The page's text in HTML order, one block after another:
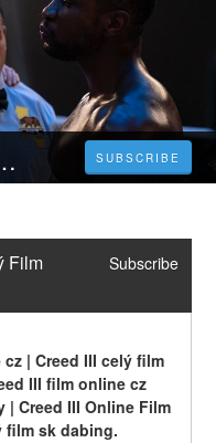
Online Cz Dabing i Titulky SUBSCRIBE
Film
Subscribe
| Creed III celý film
III film online cz
Creed III Online Film
film sk dabing.